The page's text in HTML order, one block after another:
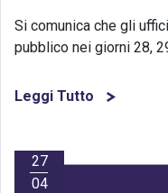
Si comunica che gli
pubblico nei giorni 28,
Leggi Tutto
27
04